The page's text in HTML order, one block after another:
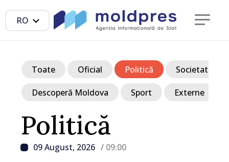
RO
Politică
09 August, 2026 / 09:00
Toate Oficial Politică Societate
Descoperă Moldova Sport Externe